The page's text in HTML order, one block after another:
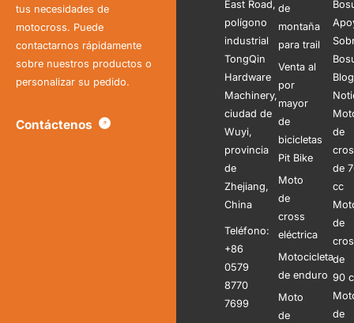
tus necesidades de
motocross. Puede
contactarnos rápidamente
sobre nuestros productos o
personalizar su pedido.
Contáctenos
East Road,
polígono
industrial
TongQin
Hardware
Machinery,
ciudad de
Wuyi,
provincia
de
Zhejiang,
China
Teléfono:
+86
0579
8770
7699
de
montaña
para trail
Venta al
por
mayor
de
bicicletas
Pit Bike
Moto
de
cross
eléctrica
Motocicleta
de enduro
Moto
de
Blog
de
de
cc
de
de
90
de